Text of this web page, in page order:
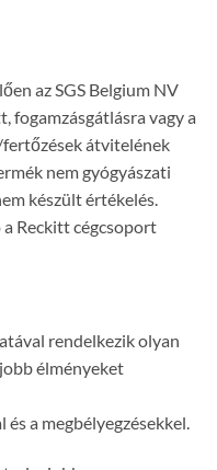
az SGS Belgium NV
fogamzásgátlásra vagy a
átvitelének
nem gyógyászati
készült értékelés.
Reckitt cégcsoport
rendelkezik olyan
élményeket
a megbélyegzésekkel.